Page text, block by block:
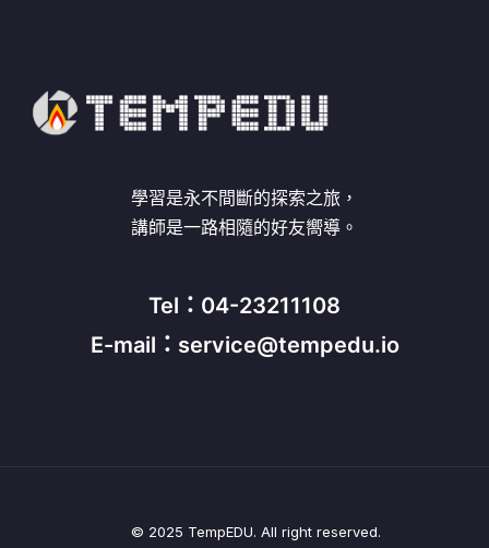
學習是永不間斷的探索之旅，
講師是一路相隨的好友嚮導。
Tel：04-23211108
E-mail：service@tempedu.io
© 2025 TempEDU. All right reserved.